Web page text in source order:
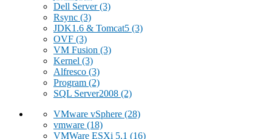
Dell Server(3)
Rsync (3)
JDK1.6 & Tomcat5 (3)
OVF (3)
VM Fusion (3)
Kernel (3)
Alfresco (3)
Program (2)
SQL Server2008 (2)
VMware vSphere (28)
vmware (18)
VMWare ESXi 5.1 (16)